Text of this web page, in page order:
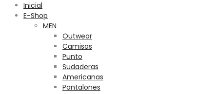
Inicial
E-Shop
MEN
Outwear
Camisas
Punto
Sudaderas
Americanas
Pantalones